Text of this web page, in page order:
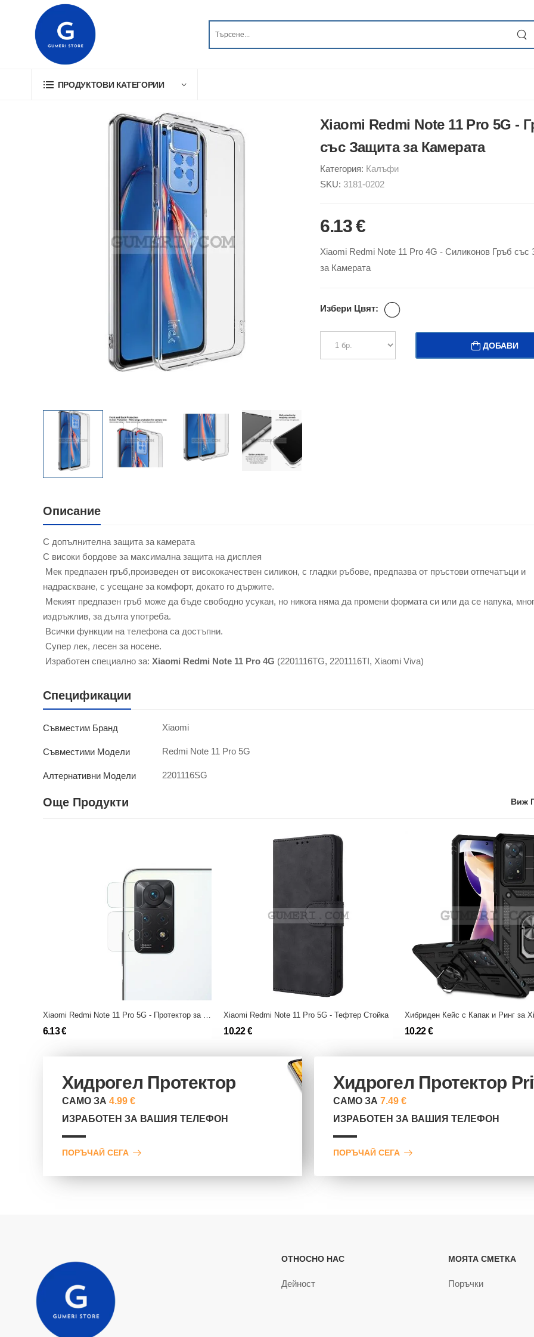
ПРОДУКТОВИ КАТЕГОРИИ
Xiaomi Redmi Note 11 Pro 5G -
със Защита за Камерата
Категория: Калъфи
SKU: 3181-0202
6.13 €
Xiaomi Redmi Note 11 Pro 4G - Силиконов Гръб със
за Камерата
Избери Цвят:
ДОБАВИ
Описание
С допълнителна защита за камерата
С високи бордове за максимална защита на дисплея
Мек предпазен гръб,произведен от висококачествен силикон, с гладки ръбове, предпазва от пръстови отпечатъци и
надраскване, с усещане за комфорт, докато го държите.
Мекият предпазен гръб може да бъде свободно усукан, но никога няма да промени формата си или да се напука,
издръжлив, за дълга употреба.
Всички функции на телефона са достъпни.
Супер лек, лесен за носене.
Изработен специално за: Xiaomi Redmi Note 11 Pro 4G (2201116TG, 2201116TI, Xiaomi Viva)
Спецификации
Съвместим Бранд Xiaomi
Съвместими Модели Redmi Note 11 Pro 5G
Алтернативни Модели 2201116SG
Още Продукти Виж
6.13 €
Xiaomi Redmi Note 11 Pro 5G - Тефтер Стойка
10.22 € 10.22 €
Хидрогел Протектор
САМО ЗА 4.99 €
ИЗРАБОТЕН ЗА ВАШИЯ ТЕЛЕФОН
ПОРЪЧАЙ СЕГА
Хидрогел Протектор
САМО ЗА 7.49 €
ИЗРАБОТЕН ЗА ВАШИЯ ТЕЛЕФОН
ПОРЪЧАЙ СЕГА
ОТНОСНО НАС
Дейност
МОЯТА СМЕТКА
Поръчки